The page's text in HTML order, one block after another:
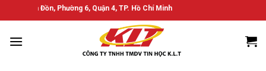
qua
nội
Bến Vân Đồn, Phường 6, Quận 4, TP. Hồ Chí Minh